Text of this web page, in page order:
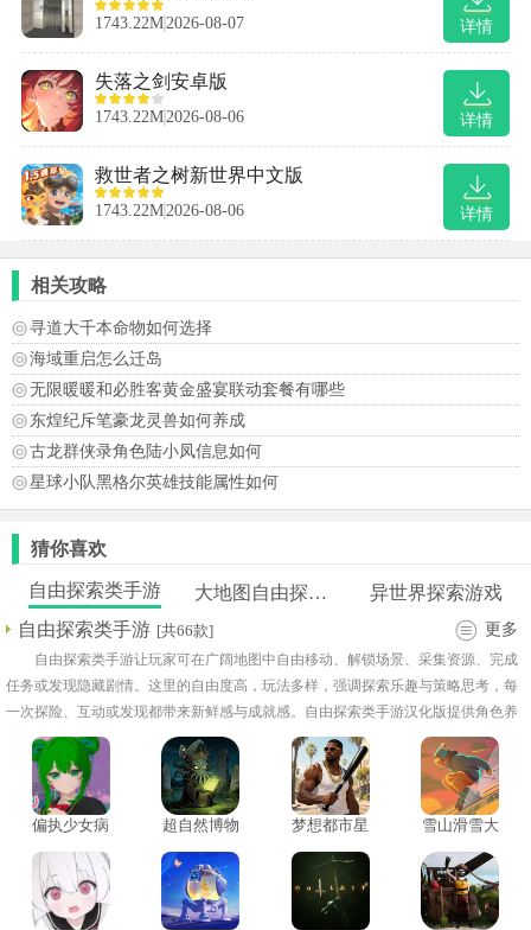
详情
1743.22M2026-08-07
详情
失落之剑安卓版
1743.22M2026-08-06
详情
救世者之树新世界中文版
1743.22M2026-08-06
相关攻略
寻道大千本命物如何选择
海域重启怎么迁岛
无限暖暖和必胜客黄金盛宴联动套餐有哪些
东煌纪斥笔豪龙灵兽如何养成
古龙群侠录角色陆小凤信息如何
星球小队黑格尔英雄技能属性如何
猜你喜欢
自由探索类手游 大地图自由探索的手游
异世界探索游戏
自由探索类手游 [共66款] 更多
自由探索类手游让玩家可在广阔地图中自由移动、解锁场景、采集资源、完成
任务或发现隐藏剧情。这里的自由度高，玩法多样，强调探索乐趣与策略思考，每
一次探险、互动或发现都带来新鲜感与成就感。自由探索类手游汉化版提供角色养
成、技能升级、建造系统及多人协作模式，画面精美，场景细腻，音效和环境渲染
增强沉浸感。
偏执少女病
超自然博物
梦想都市星
雪山滑雪大